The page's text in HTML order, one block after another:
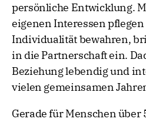
persönliche Entwicklung.
eigenen Interessen
Individualität bewahren,
in die Partnerschaft ein.
Beziehung lebendig und
vielen gemeinsamen
Gerade für Menschen über